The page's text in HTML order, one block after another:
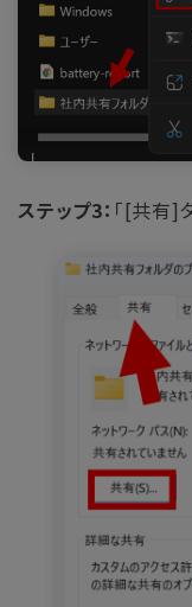
ステップ3： 「[共有]